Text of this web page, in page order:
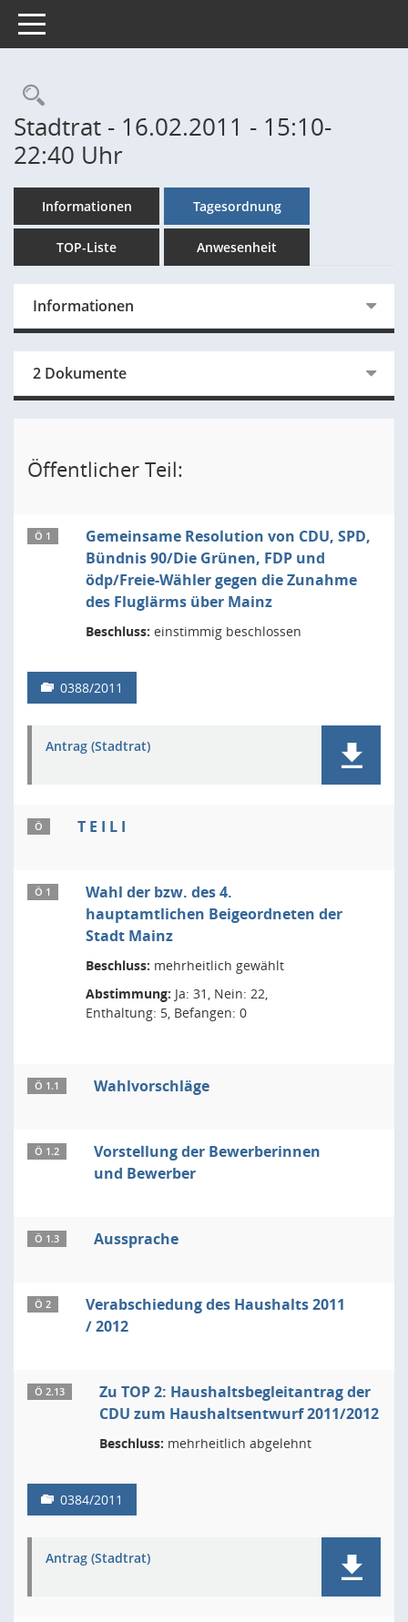
Toggle navigation
Rechercheauswahl
Stadtrat - 16.02.2011 - 15:10-
22:40 Uhr
Informationen Tagesordnung
TOP-Liste Anwesenheit
Informationen
2 Dokumente
Öffentlicher Teil:
Ö 1
Gemeinsame Resolution von CDU, SPD,
Bündnis 90/Die Grünen, FDP und
ödp/Freie-Wähler gegen die Zunahme
des Fluglärms über Mainz
Beschluss: einstimmig beschlossen
0388/2011
Antrag (Stadtrat)
Ö T E I L I
Ö 1
Wahl der bzw. des 4.
hauptamtlichen Beigeordneten der
Stadt Mainz
Beschluss: mehrheitlich gewählt
Abstimmung: Ja: 31, Nein: 22,
Enthaltung: 5, Befangen: 0
Ö 1.1 Wahlvorschläge
Ö 1.2
Vorstellung der Bewerberinnen
und Bewerber
Ö 1.3 Aussprache
Ö 2
Verabschiedung des Haushalts 2011
/ 2012
Ö 2.13
Zu TOP 2: Haushaltsbegleitantrag der
CDU zum Haushaltsentwurf 2011/2012
Beschluss: mehrheitlich abgelehnt
0384/2011
Antrag (Stadtrat)